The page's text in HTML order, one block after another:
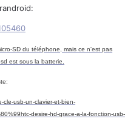
SD du téléphone, mais ce n'est pas
est sous la batterie.
usb-un-clavier-et-bien-
desire-hd-grace-a-la-fonction-usb-